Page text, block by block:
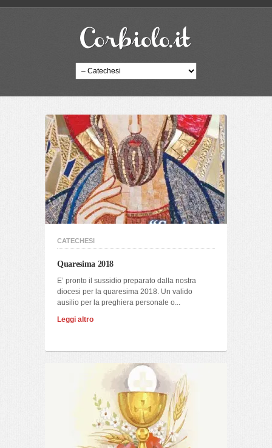
CATECHESI
Quaresima 2018
E’ pronto il sussidio preparato dalla nostra
diocesi per la quaresima 2018. Un valido
ausilio per la preghiera personale o...
Leggi altro